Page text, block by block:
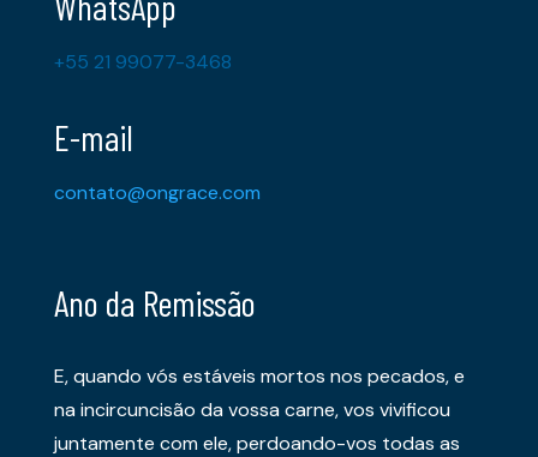
+55 21 99077-3468
E-mail
contato@ongrace.com
Ano da Remissão
E, quando vós estáveis mortos nos pecados, e
na incircuncisão da vossa carne, vos vivificou
juntamente com ele, perdoando-vos todas as